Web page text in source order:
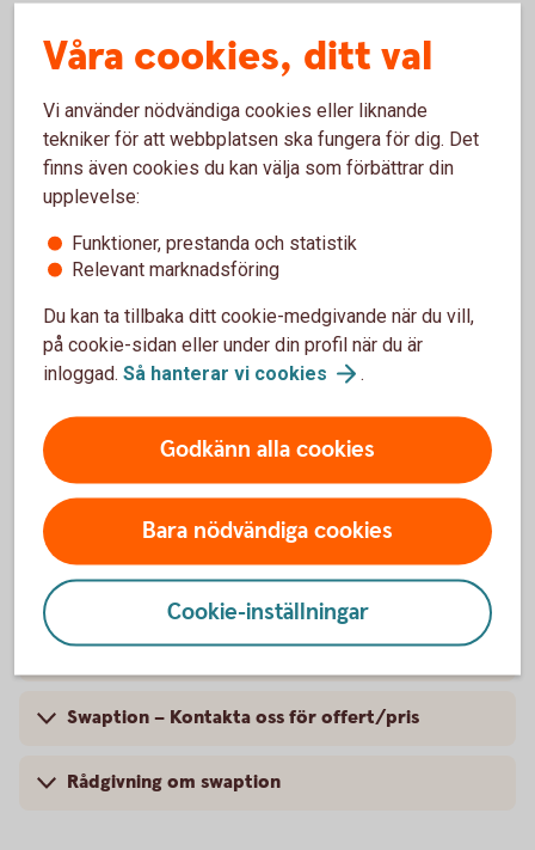
eller en placering genom att få rätten att ändra rörlig ränta
Varför swaption?
Säkerställ att ert resultat inte minskas av en
Möjlighet att förändra företagets ränterisk i ett
lån eller en placering
Ger rätten, men inte skyldigheten, att ändra rörlig
Skaffa swaption på ett bankkontor
Så fungerar en swaption
Fakta om swaption
Swaption – Kontakta oss för offert/pris
Rådgivning om swaption
Våra cookies, ditt val
Vi använder nödvändiga cookies eller liknande
tekniker för att webbplatsen ska fungera för dig. Det
finns även cookies du kan välja som förbättrar din
upplevelse:
Funktioner, prestanda och statistik
Relevant marknadsföring
Du kan ta tillbaka ditt cookie-medgivande när du vill,
på cookie-sidan eller under din profil när du är
inloggad. Så hanterar vi cookies .
Godkänn alla cookies
Bara nödvändiga cookies
Cookie-inställningar